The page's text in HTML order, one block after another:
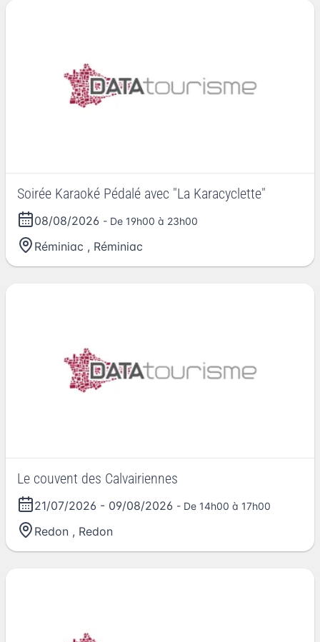
Soirée Karaoké Pédalé avec "La Karacyclette"
08/08/2026 - De 19h00 à 23h00
Réminiac , Réminiac
Le couvent des Calvairiennes
21/07/2026 - 09/08/2026 - De 14h00 à 17h00
Redon , Redon